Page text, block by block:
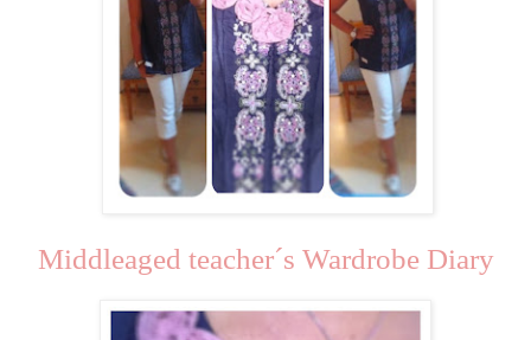
Middleaged teacher´s Wardrobe Diary